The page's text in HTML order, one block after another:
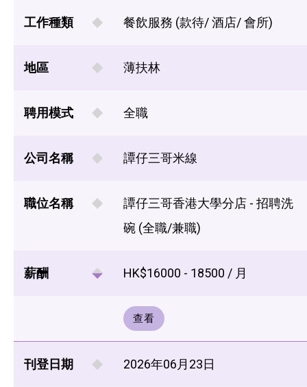
工作種類 餐飲服務 (款待/ 酒店/ 會所)
地區 薄扶林
聘用模式 全職
公司名稱 譚仔三哥米線
職位名稱
譚仔三哥香港大學分店 - 招聘洗
碗 (全職/兼職)
薪酬 HK$16000 - 18500 / 月
查看
刊登日期 2026年06月23日